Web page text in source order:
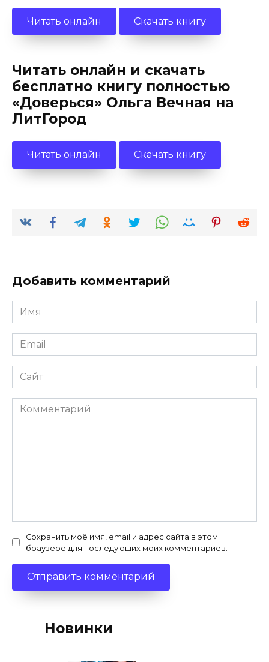
Читать онлайн Скачать книгу
Читать онлайн и скачать
бесплатно книгу полностью
«Доверься» Ольга Вечная на
ЛитГород
Читать онлайн Скачать книгу
Добавить комментарий
Имя
*
Email
*
Сайт
Комментарий
Сохранить моё имя, email и адрес сайта в этом
браузере для последующих моих комментариев.
Новинки